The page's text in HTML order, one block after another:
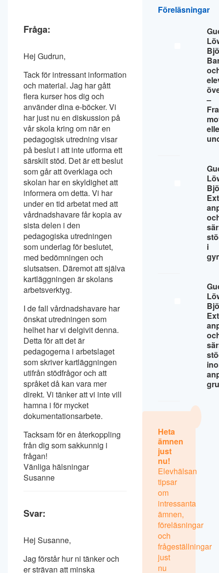
Fråga:
Hej Gudrun,
Tack för intressant information
och material. Jag har gått
flera kurser hos dig och
använder dina e-böcker. Vi
har just nu en diskussion på
vår skola kring om när en
pedagogisk utredning visar
på beslut i att inte utforma ett
särskilt stöd. Det är ett beslut
som går att överklaga och
skolan har en skyldighet att
informera om detta. Vi har
under en tid arbetat med att
vårdnadshavare får kopia av
sista delen i den
pedagogiska utredningen
som underlag för beslutet,
med bedömningen och
slutsatsen. Däremot att själva
kartläggningen är skolans
arbetsverktyg.
I de fall vårdnadshavare har
önskat utredningen som
helhet har vi delgivit denna.
Detta för att det är
pedagogerna i arbetslaget
som skriver kartläggningen
utifrån stödfrågor och att
språket då kan vara mer
direkt. Vi tänker att vi inte vill
hamna i för mycket
dokumentationsarbete.
Tacksam för en återkoppling
från dig som sakkunnig i
frågan!
Vänliga hälsningar
Susanne
Svar:
Hej Susanne,
Jag förstår hur ni tänker och
er strävan att minska
Föreläsningar
–
i
Heta
ämnen
just
nu!
Elevhälsan
tipsar
om
intressanta
ämnen,
föreläsningar
och
frågeställningar
just
nu